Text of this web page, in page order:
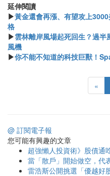
延伸閱讀
▶黃金還會再漲、有望攻上
格
▶雲林離岸風場起死回生？過
風機
▶你不能不知道的科技巨獸！
«
@ 訂閱電子報
您可能有興趣的文章
超強懶人投資術》股債通
當「散戶」開始做空，代
雷浩斯公開挑選「優越好